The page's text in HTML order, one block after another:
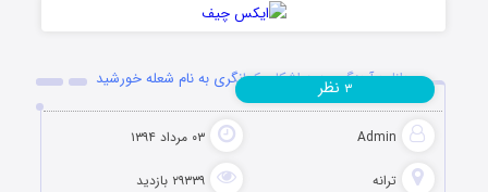
دانلود آهنگ جدید اشکان کمانگری به نام شعله خورشید
Admin ۰۳ مرداد ۱۳۹۴
ترانه ۲۹۳۳۹ بازدید
۳ نظر